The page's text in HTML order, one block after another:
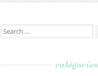
Search
for:
catégories